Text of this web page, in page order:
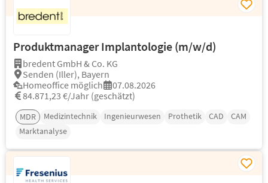
Produktmanager Implantologie (m/w/d)
bredent GmbH & Co. KG
Senden (Iller), Bayern
Homeoffice möglich
07.08.2026
84.871,23 €/Jahr (geschätzt)
MDR Medizintechnik Ingenieurwesen Prothetik CAD
CAM
Marktanalyse